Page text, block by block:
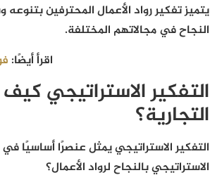
يتميز تفكير رواد الأعمال المحترفين
النجاح في مجالاتهم المختلفة.
اقرأ أيضًا:
التفكير الاستراتيجي
التجارية؟
التفكير الاستراتيجي يمثل عنصرًا أساسيًا
الاستراتيجي بالنجاح لرواد الأعمال؟